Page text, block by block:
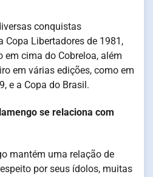
conquistas
Copa Libertadores de 1981,
cima do Cobreloa, além
em várias edições, como em
e a Copa do Brasil.
se relaciona com
mantém uma relação de
por seus ídolos, muitas